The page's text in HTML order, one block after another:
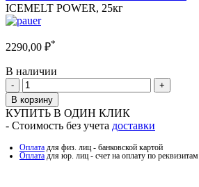
ICEMELT POWER, 25кг
2290,00 ₽*
В наличии
Количество
В корзину
КУПИТЬ В ОДИН КЛИК
- Стоимость без учета доставки
Оплата для физ. лиц - банковской картой
Оплата для юр. лиц - счет на оплату по реквизитам